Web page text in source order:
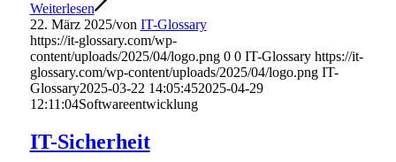
Weiterlesen
22. März 2025/von IT-Glossary
https://it-glossary.com/wp-
content/uploads/2025/04/logo.png 0 0 IT-Glossary https://it-
glossary.com/wp-content/uploads/2025/04/logo.png IT-
Glossary2025-03-22 14:05:452025-04-29
12:11:04Softwareentwicklung
IT-Sicherheit